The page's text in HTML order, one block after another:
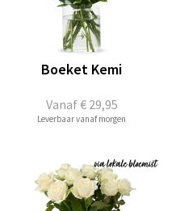
Vanaf€ 29,95
Boeket Kemi
Leverbaar vanaf morgen